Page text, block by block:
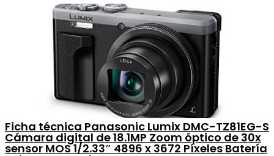
Ficha técnica Panasonic Lumix DMC-TZ81EG-S
Cámara digital de 18.1MP Zoom óptico de 30x
sensor MOS 1/2.33″ 4896 x 3672 Píxeles Batería